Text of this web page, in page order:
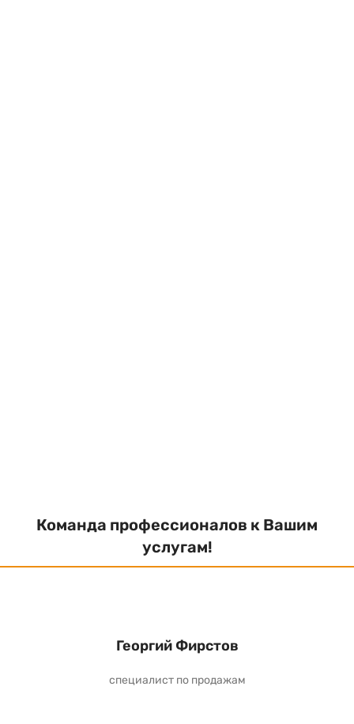
Команда профессионалов к Вашим
услугам!
Георгий Фирстов
специалист по продажам